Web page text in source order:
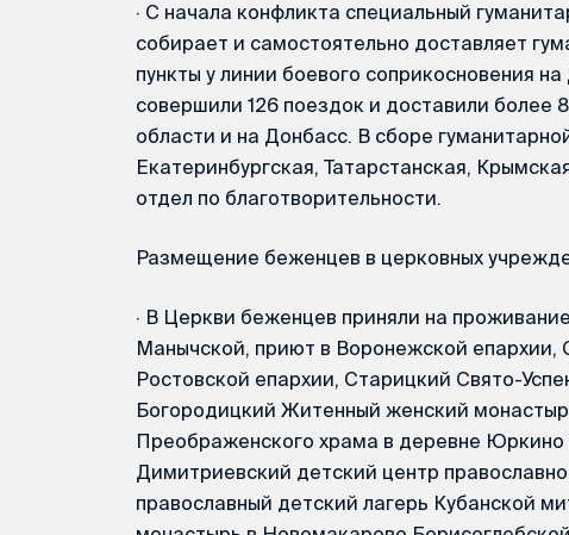
· С начала конфликта специальный
собирает и самостоятельно доставляет
пункты у линии боевого соприкосновения
совершили 126 поездок и доставили более
области и на Донбасс. В сборе
Екатеринбургская, Татарстанская,
отдел по благотворительности.
Размещение беженцев в церковных
· В Церкви беженцев приняли на
Манычской, приют в Воронежской
Ростовской епархии, Старицкий Свято-
Богородицкий Житенный женский
Преображенского храма в деревне Юркино
Димитриевский детский центр
православный детский лагерь Кубанской